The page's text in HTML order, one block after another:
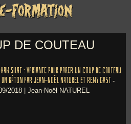
DE COUTEAU
Silat : Variante pour parer un coup de couteau
un bâton par Jean-Noël Naturel et Remy Gast -
2018 | Jean-Noël NATUREL